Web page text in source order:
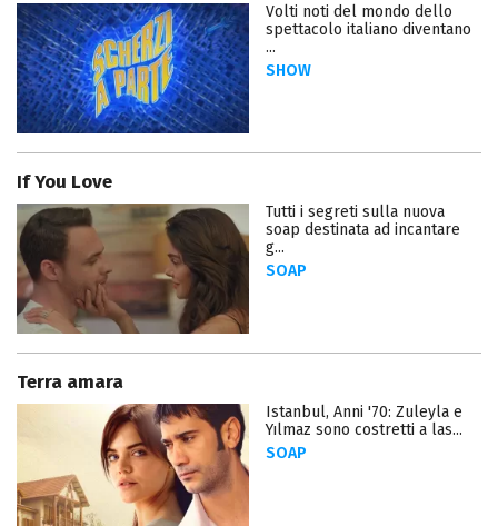
Volti noti del mondo dello
spettacolo italiano diventano
...
SHOW
If You Love
Tutti i segreti sulla nuova
soap destinata ad incantare
g...
SOAP
Terra amara
Istanbul, Anni '70: Zuleyla e
Yılmaz sono costretti a las...
SOAP